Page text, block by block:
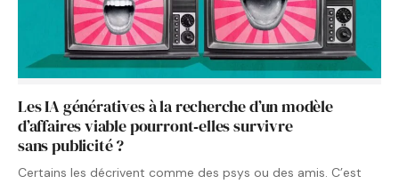
Les IA génératives à la recherche d’un modèle
d’affaires viable pourront‑elles survivre
sans publicité ?
Certains les décrivent comme des psys ou des amis. C’est